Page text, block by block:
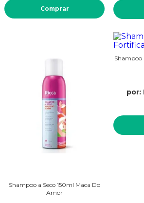
Comprar
Shampoo a Seco 150ml Maca Do
Amor
Shampoo
por: